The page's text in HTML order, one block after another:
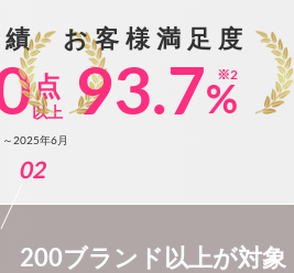
点
以上
お客様満足度
93.7 ※2
%
2025年6月
02
200ブランド以上が対象